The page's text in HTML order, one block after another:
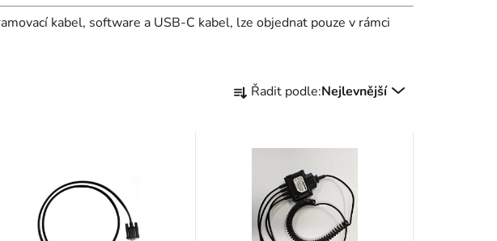
kabel, software a USB-C kabel, lze objednat pouze v rámci
Ř Řadit podle:Nejlevnější